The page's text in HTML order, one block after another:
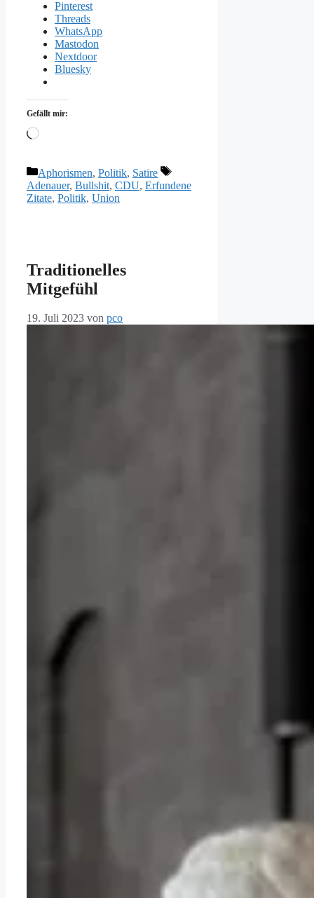
Pinterest
Threads
WhatsApp
Mastodon
Nextdoor
Bluesky
Gefällt mir:
Wird
Kategorien
Aphorismen, Politik, Satire
Schlagwörter
Adenauer, Bullshit, CDU, Erfundene
Zitate, Politik, Union
Traditionelles
Mitgefühl
19. Juli 2023 von pco